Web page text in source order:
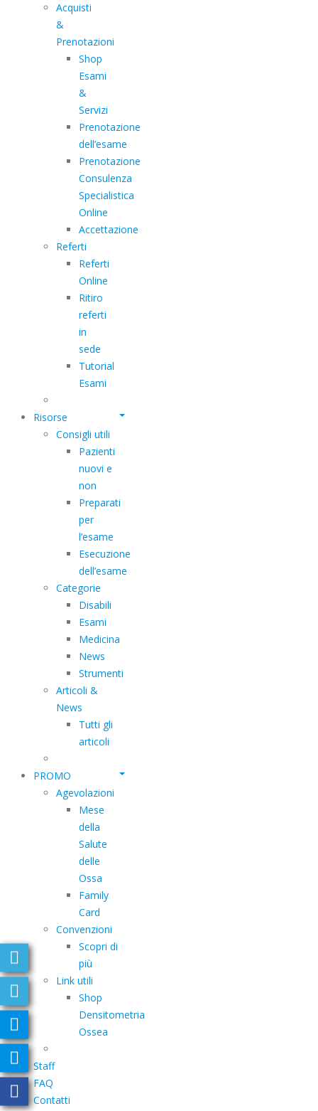
Acquisti
&
Prenotazioni
Shop
Esami
&
Servizi
Prenotazione
dell’esame
Prenotazione
Consulenza
Specialistica
Online
Accettazione
Referti
Referti
Online
Ritiro
referti
in
sede
Tutorial
Esami
Risorse
Consigli utili
Pazienti
nuovi e
non
Preparati
per
l’esame
Esecuzione
dell’esame
Categorie
Disabili
Esami
Medicina
News
Strumenti
Articoli &
News
Tutti gli
articoli
PROMO
Agevolazioni
Mese
della
Salute
delle
Ossa
Family
Card
Convenzioni
Scopri di
più
Link utili
Shop
Densitometria
Ossea
Staff
FAQ
Contatti